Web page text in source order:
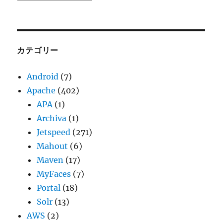
ブ
カテゴリー
Android (7)
Apache (402)
APA(1)
Archiva (1)
Jetspeed (271)
Mahout (6)
Maven (17)
MyFaces (7)
Portal (18)
Solr (13)
AWS (2)